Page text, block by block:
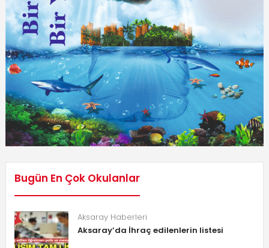
Bugün En Çok Okulanlar
Aksaray Haberleri
Aksaray’da İhraç edilenlerin listesi